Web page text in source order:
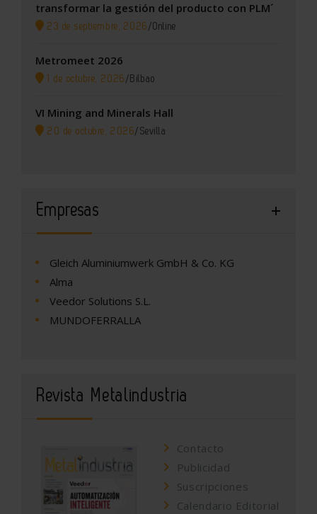
transformar la gestión del producto con PLM´
23 de septiembre, 2026 /Online
Metromeet 2026
1 de octubre, 2026 / Bilbao
VI Mining and Minerals Hall
20 de octubre, 2026/ Sevilla
Empresas
Gleich Aluminiumwerk GmbH & Co. KG
Alma
Veedor Solutions S.L.
MUNDOFERRALLA
Revista Metalindustria
Contacto
Publicidad
Suscripciones
Calendario Editorial